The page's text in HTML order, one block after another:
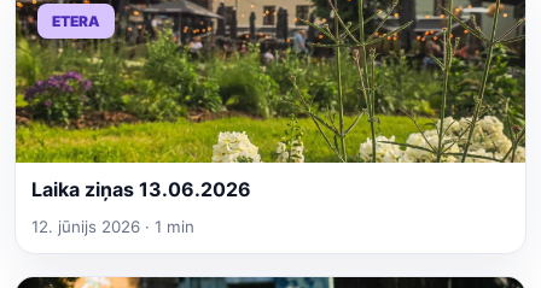
ETERA
Laika ziņas 13.06.2026
12. jūnijs 2026 · 1 min